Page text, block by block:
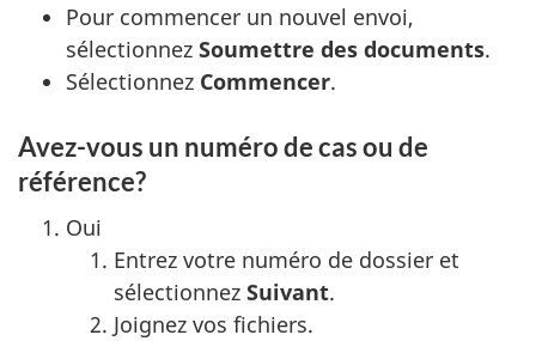
Pour commencer un nouvel envoi,
sélectionnez Soumettre des documents.
Sélectionnez Commencer.
Avez-vous un numéro de cas ou de
référence?
Oui
Entrez votre numéro de dossier et
sélectionnez Suivant.
Joignez vos fichiers.